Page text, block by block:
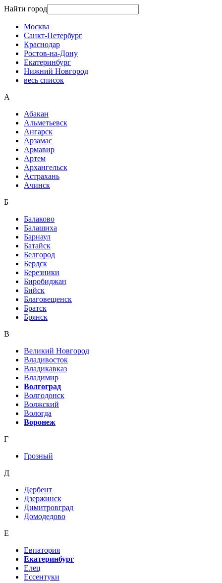
Найти город
Москва
Санкт-Петербург
Краснодар
Ростов-на-Дону
Екатеринбург
Нижний Новгород
весь список
А
Абакан
Альметьевск
Ангарск
Арзамас
Армавир
Артем
Архангельск
Астрахань
Ачинск
Б
Балаково
Балашиха
Барнаул
Батайск
Белгород
Бердск
Березники
Биробиджан
Бийск
Благовещенск
Братск
Брянск
В
Великий Новгород
Владивосток
Владикавказ
Владимир
Волгоград
Волгодонск
Волжский
Вологда
Воронеж
Г
Грозный
Д
Дербент
Дзержинск
Димитровград
Домодедово
Е
Евпатория
Екатеринбург
Елец
Ессентуки